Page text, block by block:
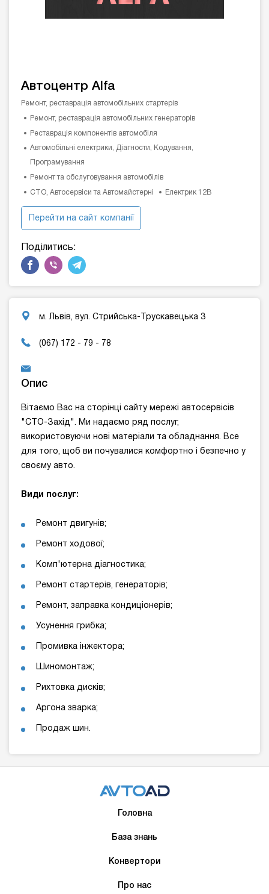
Автоцентр Alfa
Ремонт, реставрація автомобільних стартерів
Ремонт, реставрація автомобільних генераторів
Реставрація компонентів автомобіля
Автомобільні електрики, Діагности, Кодування,
Програмування
Ремонт та обслуговування автомобілів
СТО, Автосервіси та Автомайстерні Електрик 12В
Перейти на сайт компанії
Поділитись:
м. Львів, вул. Стрийська-Трускавецька 3
(067) 172 - 79 - 78
Опис
Вітаємо Вас на сторінці сайту мережі автосервісів
"СТО-Захід". Ми надаємо ряд послуг,
використовуючи нові матеріали та обладнання. Все
для того, щоб ви почувалися комфортно і безпечно у
своєму авто.
Види послуг:
Ремонт двигунів;
Ремонт ходової;
Комп'ютерна діагностика;
Ремонт стартерів, генераторів;
Ремонт, заправка кондиціонерів;
Усунення грибка;
Промивка інжектора;
Шиномонтаж;
Рихтовка дисків;
Аргона зварка;
Продаж шин.
Головна
База знань
Конвертори
Про нас